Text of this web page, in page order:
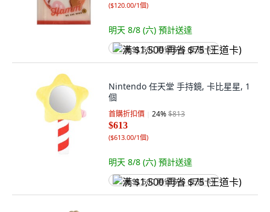
($120.00/1個)
明天 8/8 (六) 預計送達
满 $1,500 再省 $75 (王道卡)
Nintendo 任天堂 手持鏡, 卡比星星, 1
個
首購折扣價 24%$813
$613
($613.00/1個)
明天 8/8 (六) 預計送達
满 $1,500 再省 $75 (王道卡)